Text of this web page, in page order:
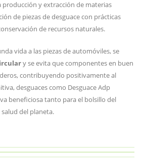
producción y extracción de materias
de piezas de desguace con prácticas
de recursos naturales.
vida a las piezas de automóviles, se
y se evita que componentes en buen
contribuyendo positivamente al
desguaces como Desguace Adp
beneficiosa tanto para el bolsillo del
del planeta.